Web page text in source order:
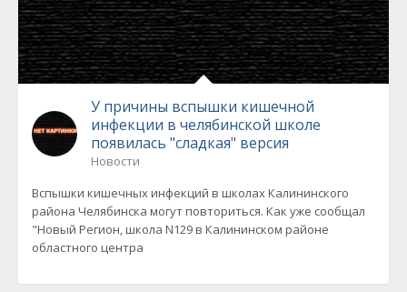
У причины вспышки кишечной
инфекции в челябинской школе
появилась "сладкая" версия
Новости
Вспышки кишечных инфекций в школах Калининского
района Челябинска могут повториться. Как уже сообщал
"Новый Регион, школа N129 в Калининском районе
областного центра